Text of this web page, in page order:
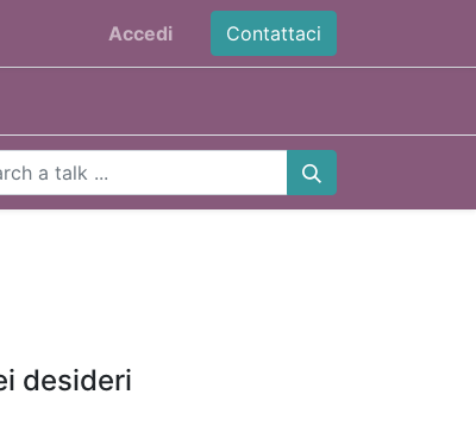
Accedi Contattaci
desideri